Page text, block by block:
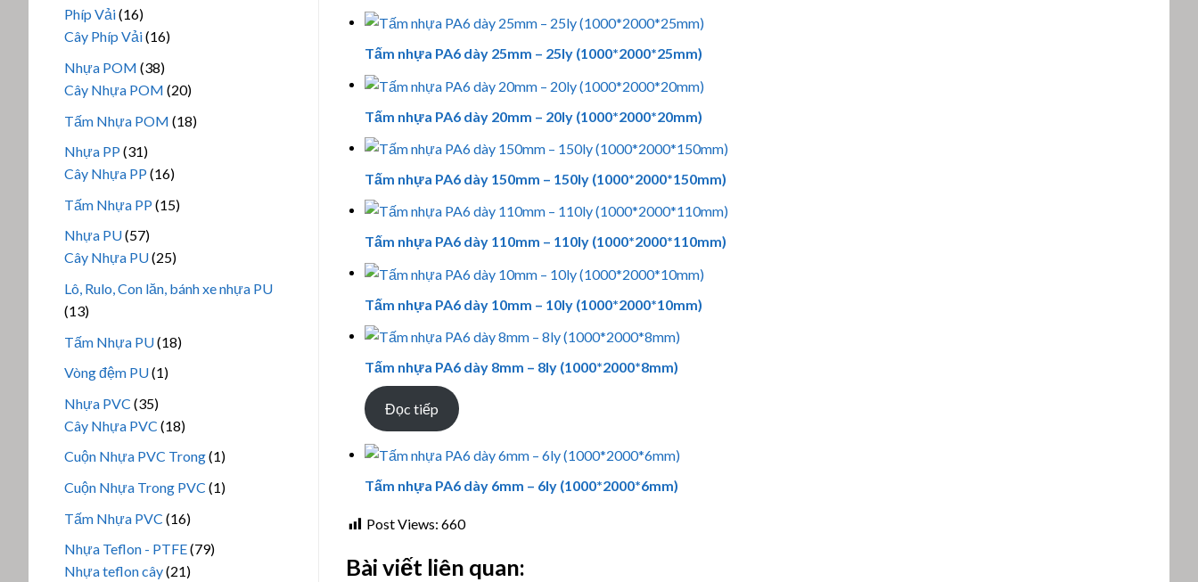
Phíp Vải 1616
sản
Cây Phíp Vải 1616
Nhựa POM 3838
sản
Cây Nhựa POM 2020
phẩm
Tấm Nhựa POM 1818
Nhựa PP 3131
sản
Cây Nhựa PP 1616
phẩm
Tấm Nhựa PP 1515
Nhựa PU 5757
sản
Cây Nhựa PU 2525
Lô, Rulo, Con lăn, bánh xe nhựa PU
1313
phẩm
Tấm Nhựa PU 1818
Vòng đệm PU 11
Nhựa PVC 3535
sản
Cây Nhựa PVC 1818
phẩm
Cuộn Nhựa PVC Trong 11
phẩm
Cuộn Nhựa Trong PVC 11
Tấm Nhựa PVC 1616
phẩm
Nhựa Teflon - PTFE 7979
Nhựa teflon cây 2121
Tấm nhựa PA6 dày 25mm – 25ly (1000*2000*25mm)
Tấm nhựa PA6 dày 20mm – 20ly (1000*2000*20mm)
Tấm nhựa PA6 dày 150mm – 150ly (1000*2000*150mm)
Tấm nhựa PA6 dày 110mm – 110ly (1000*2000*110mm)
Tấm nhựa PA6 dày 10mm – 10ly (1000*2000*10mm)
Tấm nhựa PA6 dày 8mm – 8ly (1000*2000*8mm)
Đọc tiếp
Tấm nhựa PA6 dày 6mm – 6ly (1000*2000*6mm)
Post Views: 660
Bài viết liên quan: